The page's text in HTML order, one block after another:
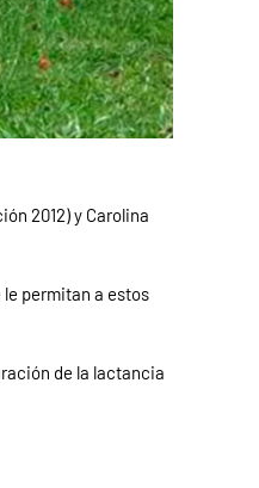
2012) y Carolina
permitan a estos
de la lactancia